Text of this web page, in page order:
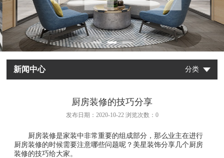
新闻中心 分类
厨房装修的技巧分享
发布日期：2020-10-22 浏览次数：0
厨房装修是家装中非常重要的组成部分，那么业主在进行
厨房装修的时候需要注意哪些问题呢？美星装饰分享几个厨房
装修的技巧给大家。